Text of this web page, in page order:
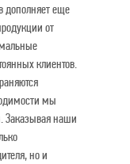
дополняет еще
от
клиентов.
мы
Заказывая наши
но и